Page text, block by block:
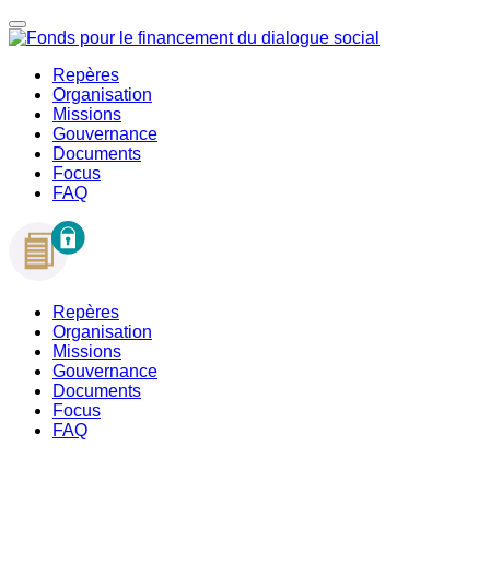
Repères
Organisation
Missions
Gouvernance
Documents
Focus
FAQ
Repères
Organisation
Missions
Gouvernance
Documents
Focus
FAQ